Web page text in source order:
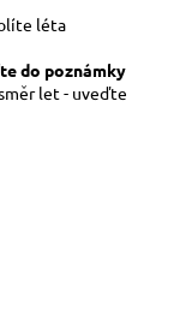
léta
do poznámky
let - uveďte